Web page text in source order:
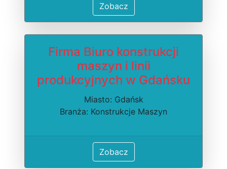
Zobacz
Firma Biuro konstrukcji
maszyn i linii
produkcyjnych w Gdańsku
Miasto: Gdańsk
Branża: Konstrukcje Maszyn
Zobacz